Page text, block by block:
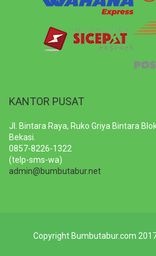
KANTOR PUSAT
Jl. Bintara Raya, Ruko Griya Bintara
Bekasi.
0857-8226-1322
(telp-sms-wa)
admin@bumbutabur.net
Copyright Bumbutabur.com